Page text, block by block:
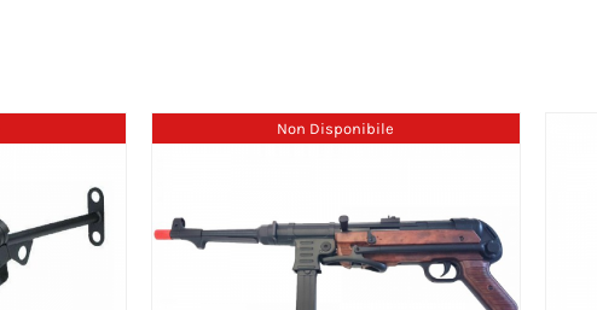
Non Disponibile